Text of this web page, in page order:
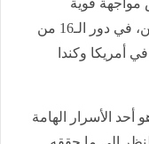
قوية
وحاسمة ومصيرية أمام منتخب الأرجنتين، في دور الـ16 من
حاليا في أمريكا وكندا
أحد الأسرار الهامة